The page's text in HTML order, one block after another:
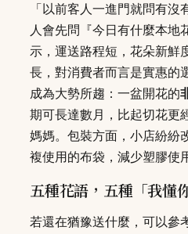
「以前客人一進門就問有
人會先問『今日有什麼本地
示，運送路程短，花朵新鮮
長，對消費者而言是實惠的
成為大勢所趨：一盆開花的
期可長達數月，比起切花更
媽媽。包裝方面，小店紛紛
複使用的布袋，減少塑膠使
五種花語，五種「我懂你
若還在猶豫送什麼，可以參